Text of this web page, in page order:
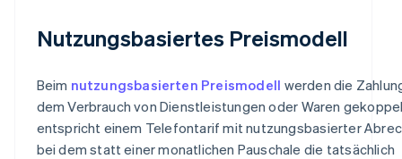
Nutzungsbasiertes Preismodell
Beim nutzungsbasierten Preismodell werden die
dem Verbrauch von Dienstleistungen oder Waren
entspricht einem Telefontarif mit nutzungsbasierter
bei dem statt einer monatlichen Pauschale die tatsächlich